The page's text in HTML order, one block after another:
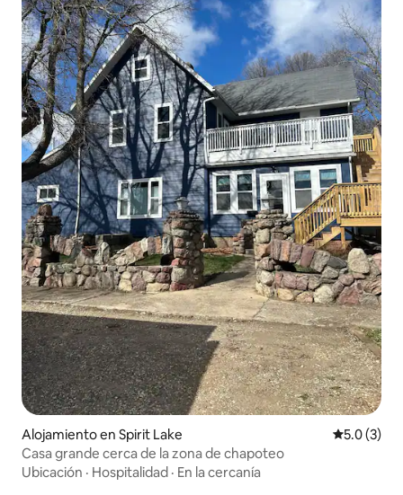
Alojamiento en Spirit Lake
5.0 (3)
Casa grande cerca de la zona de chapoteo
Ubicación · Hospitalidad · En la cercanía